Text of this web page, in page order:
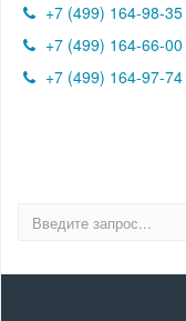
+7 (499) 164-98-35
+7 (499) 164-66-00
+7 (499) 164-97-74